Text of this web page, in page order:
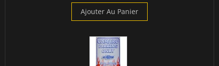
Ajouter Au Panier